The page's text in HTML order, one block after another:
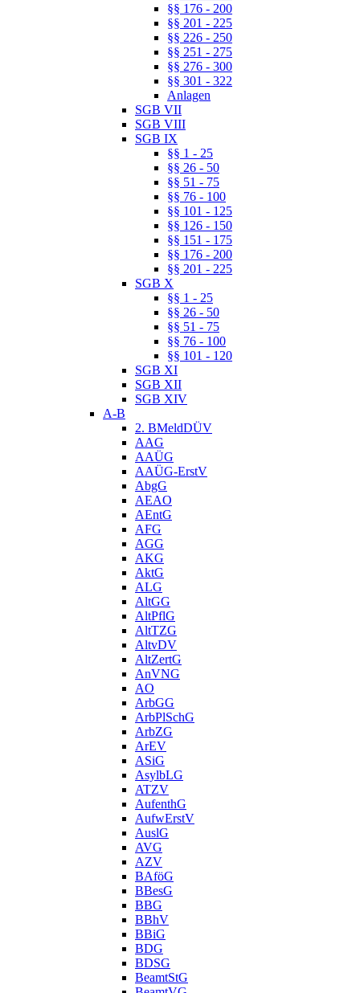
§§ 176 - 200
§§ 201 - 225
§§ 226 - 250
§§ 251 - 275
§§ 276 - 300
§§ 301 - 322
Anlagen
SGB VII
SGB VIII
SGB IX
§§ 1 - 25
§§ 26 - 50
§§ 51 - 75
§§ 76 - 100
§§ 101 - 125
§§ 126 - 150
§§ 151 - 175
§§ 176 - 200
§§ 201 - 225
SGB X
§§ 1 - 25
§§ 26 - 50
§§ 51 - 75
§§ 76 - 100
§§ 101 - 120
SGB XI
SGB XII
SGB XIV
A-B
2. BMeldDÜV
AAG
AAÜG
AAÜG-ErstV
AbgG
AEAO
AEntG
AFG
AGG
AKG
AktG
ALG
AltGG
AltPflG
AltTZG
AltvDV
AltZertG
AnVNG
AO
ArbGG
ArbPlSchG
ArbZG
ArEV
ASiG
AsylbLG
ATZV
AufenthG
AufwErstV
AuslG
AVG
AZV
BAföG
BBesG
BBG
BBhV
BBiG
BDG
BDSG
BeamtStG